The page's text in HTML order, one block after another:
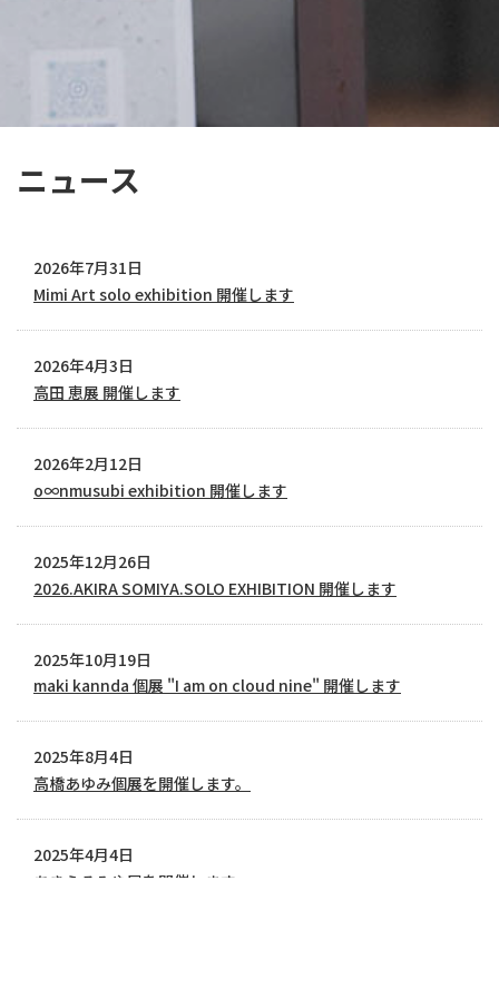
ニュース
2026年7月31日
Mimi Art solo exhibition 開催します
2026年4月3日
高田 恵展 開催します
2026年2月12日
o∞nmusubi exhibition 開催します
2025年12月26日
2026.AKIRA SOMIYA.SOLO EXHIBITION 開催します
2025年10月19日
maki kannda 個展 "I am on cloud nine" 開催します
2025年8月4日
高橋あゆみ個展を開催します。
2025年4月4日
あきらそみや展を開催します。